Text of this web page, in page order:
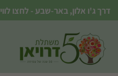
Skip
to
content
דרך ג'ו אלון, באר-שבע - לחצו